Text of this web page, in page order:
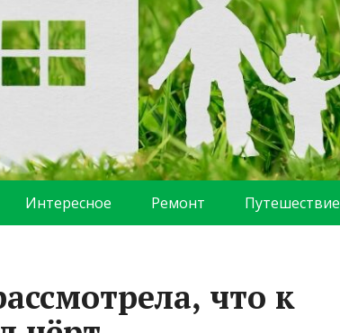
Интересное Ремонт Путешествие
что к